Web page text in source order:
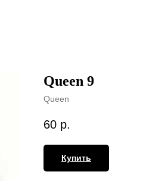
Queen 9
Queen
60 р.
Купить